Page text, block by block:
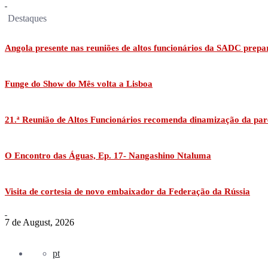
Destaques
Angola presente nas reuniões de altos funcionários da SADC
Funge do Show do Mês volta a Lisboa
21.ª Reunião de Altos Funcionários recomenda dinamização da
O Encontro das Águas, Ep. 17- Nangashino Ntaluma
Visita de cortesia de novo embaixador da Federação da Rússia
7 de August, 2026
pt